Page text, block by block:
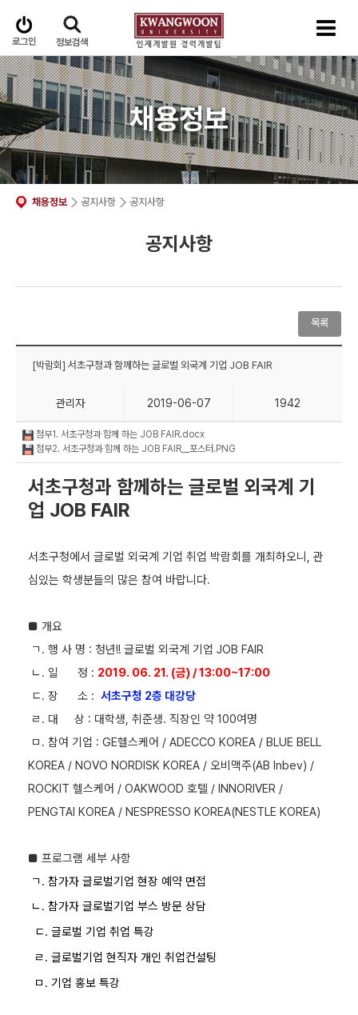
로그인 정보검색
채용정보
채용정보 공지사항 공지사항
공지사항
목록
[박람회] 서초구청과 함께하는 글로벌 외국계 기업 JOB FAIR
관리자 2019-06-07 1942
첨부1. 서초구청과 함께 하는 JOB FAIR.docx
첨부2. 서초구청과 함께 하는 JOB FAIR__포스터.PNG
서초구청과 함께하는 글로벌 외국계 기
업 JOB FAIR
서초구청에서 글로벌 외국계 기업 취업 박람회를 개최하오니, 관
심있는 학생분들의 많은 참여 바랍니다.
■ 개요
ㄱ. 행 사 명 : 청년!! 글로벌 외국계 기업 JOB FAIR
ㄴ. 일
정 : 2019. 06. 21. (금) / 13:00~17:00
ㄷ. 장 소 : 서초구청 2층 대강당
ㄹ. 대 상 : 대학생, 취준생. 직장인 약 100여명
ㅁ. 참여 기업 : GE헬스케어 / ADECCO KOREA / BLUE BELL
KOREA / NOVO NORDISK KOREA / 오비맥주(AB Inbev) /
ROCKIT 헬스케어 / OAKWOOD 호텔 / INNORIVER /
PENGTAI KOREA / NESPRESSO KOREA(NESTLE KOREA)
■ 프로그램 세부 사항
ㄱ. 참가자 글로벌기업 현장 예약 면접
ㄴ. 참가자 글로벌기업 부스 방문 상담
ㄷ. 글로벌 기업 취업 특강
ㄹ. 글로벌기업 현직자 개인 취업컨설팅
ㅁ. 기업 홍보 특강